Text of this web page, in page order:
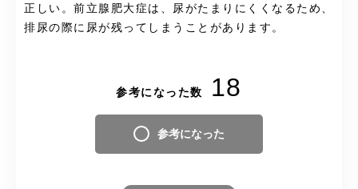
正しい。前立腺肥大症は、尿がたまりにくくなるため、
排尿の際に尿が残ってしまうことがあります。
参考になった数 18
参考になった